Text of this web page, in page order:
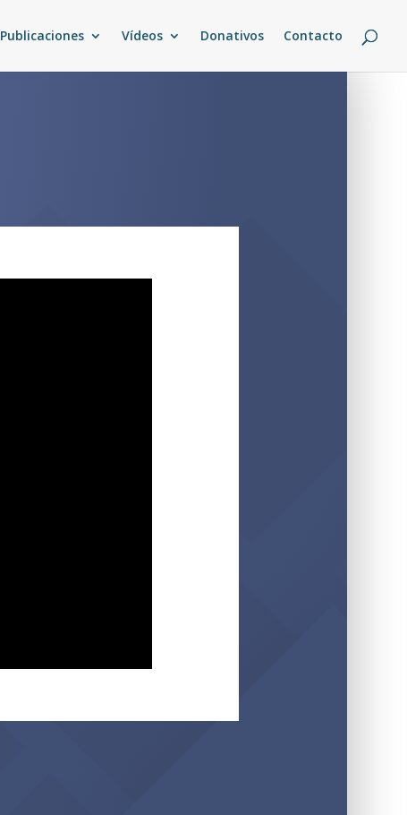
Publicaciones Vídeos Donativos Contacto